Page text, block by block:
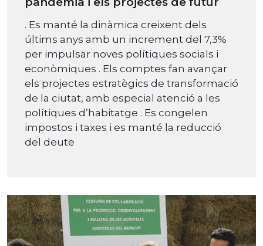
. Es manté la dinàmica creixent dels
últims anys amb un increment del 7,3%
per impulsar noves polítiques socials i
econòmiques . Els comptes fan avançar
els projectes estratègics de transformació
de la ciutat, amb especial atenció a les
polítiques d’habitatge . Es congelen
impostos i taxes i es manté la reducció
del deute